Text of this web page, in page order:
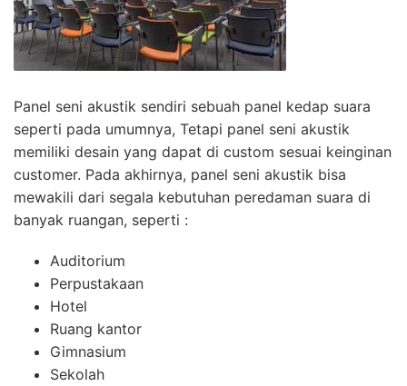
Panel seni akustik sendiri sebuah panel kedap suara
seperti pada umumnya, Tetapi panel seni akustik
memiliki desain yang dapat di custom sesuai keinginan
customer. Pada akhirnya, panel seni akustik bisa
mewakili dari segala kebutuhan peredaman suara di
banyak ruangan, seperti :
Auditorium
Perpustakaan
Hotel
Ruang kantor
Gimnasium
Sekolah